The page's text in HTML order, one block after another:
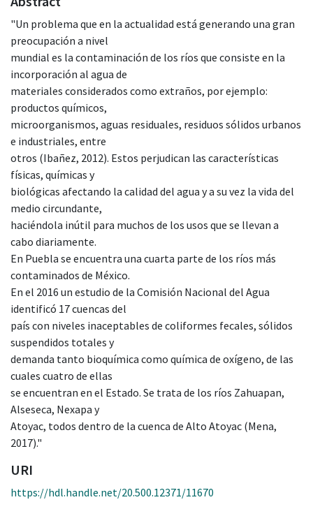
"Un problema que en la actualidad está generando una gran
preocupación a nivel
mundial es la contaminación de los ríos que consiste en la
incorporación al agua de
materiales considerados como extraños, por ejemplo:
productos químicos,
microorganismos, aguas residuales, residuos sólidos urbanos
e industriales, entre
otros (Ibañez, 2012). Estos perjudican las características
físicas, químicas y
biológicas afectando la calidad del agua y a su vez la vida del
medio circundante,
haciéndola inútil para muchos de los usos que se llevan a
cabo diariamente.
En Puebla se encuentra una cuarta parte de los ríos más
contaminados de México.
En el 2016 un estudio de la Comisión Nacional del Agua
identificó 17 cuencas del
país con niveles inaceptables de coliformes fecales, sólidos
suspendidos totales y
demanda tanto bioquímica como química de oxígeno, de las
cuales cuatro de ellas
se encuentran en el Estado. Se trata de los ríos Zahuapan,
Alseseca, Nexapa y
Atoyac, todos dentro de la cuenca de Alto Atoyac (Mena,
2017)."
URI
https://hdl.handle.net/20.500.12371/11670